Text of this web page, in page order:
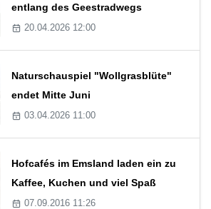
entlang des Geestradwegs
20.04.2026 12:00
Naturschauspiel "Wollgrasblüte"
endet Mitte Juni
03.04.2026 11:00
Hofcafés im Emsland laden ein zu
Kaffee, Kuchen und viel Spaß
07.09.2016 11:26